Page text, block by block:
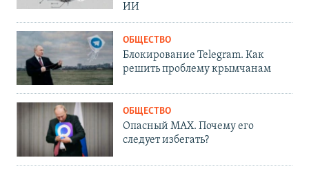
ИИ
ОБЩЕСТВО
Блокирование Telegram. Как
решить проблему крымчанам
ОБЩЕСТВО
Опасный MAX. Почему его
следует избегать?